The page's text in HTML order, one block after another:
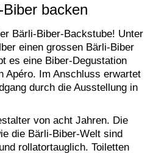
backen
Bärli-Biber-Backstube! Unter
einen grossen Bärli-Biber
es eine Biber-Degustation
Apéro. Im Anschluss erwartet
durch die Ausstellung in
von acht Jahren. Die
die Bärli-Biber-Welt sind
rollatortauglich. Toiletten